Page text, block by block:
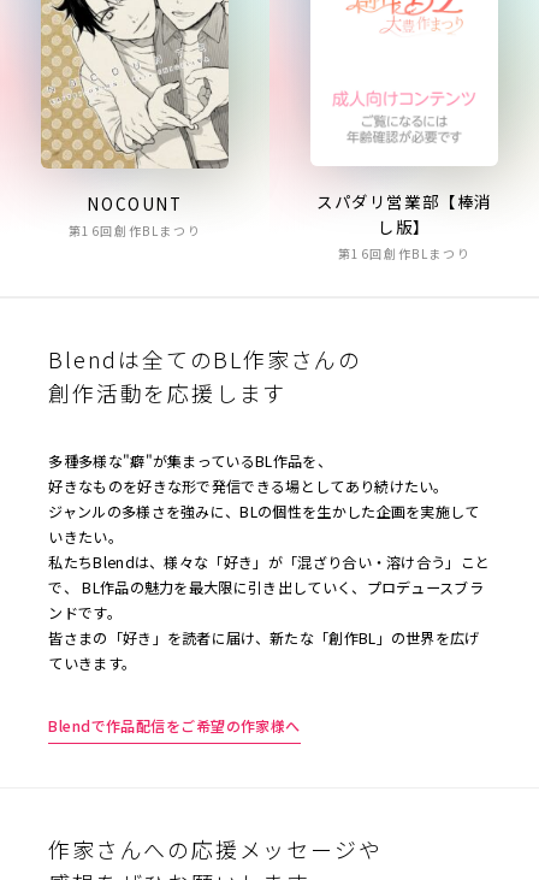
NOCOUNT
第16回創作BLまつり
スパダリ営業部【棒消
し版】
第16回創作BLまつり
Blendは全てのBL作家さんの
創作活動を応援します
多種多様な"癖"が集まっているBL作品を、
好きなものを好きな形で発信できる場としてあり続けたい。
ジャンルの多様さを強みに、BLの個性を生かした企画を実施して
いきたい。
私たちBlendは、様々な「好き」が「混ざり合い・溶け合う」こと
で、 BL作品の魅力を最大限に引き出していく、プロデュースブラ
ンドです。
皆さまの「好き」を読者に届け、新たな「創作BL」の世界を広げ
ていきます。
Blendで作品配信をご希望の作家様へ
作家さんへの応援メッセージや